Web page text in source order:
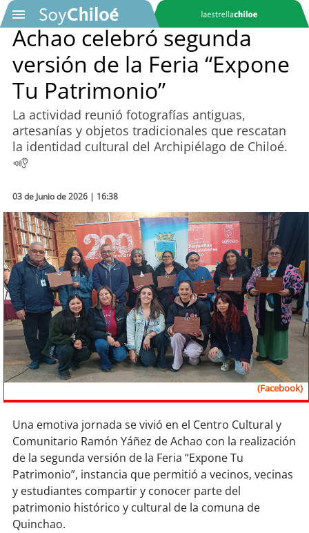
SOYTV
Podcast
Actualidad
Economía
Deportes
Tecnología
Sostenibilidad
soychile
soyarica
soyiquique
soycalama
soyantofagasta
soycopiapó
Achao celebró segunda
versión de la Feria “Expone
Tu Patrimonio”
La actividad reunió fotografías antiguas,
artesanías y objetos tradicionales que rescatan
la identidad cultural del Archipiélago de Chiloé.
03 de Junio de 2026 | 16:38
(Facebook)
Una emotiva jornada se vivió en el Centro Cultural y
Comunitario Ramón Yáñez de Achao con la realización
de la segunda versión de la Feria “Expone Tu
Patrimonio”, instancia que permitió a vecinos, vecinas
y estudiantes compartir y conocer parte del
patrimonio histórico y cultural de la comuna de
Quinchao.